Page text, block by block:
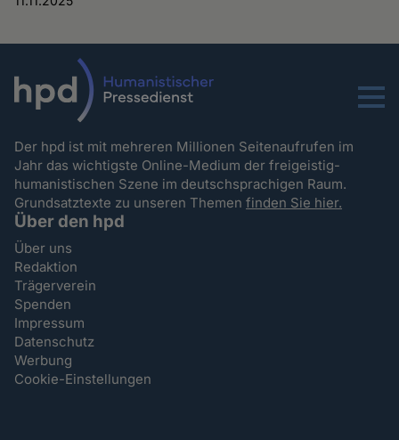
Menu
Der hpd ist mit mehreren Millionen Seitenaufrufen im
Jahr das wichtigste Online-Medium der freigeistig-
humanistischen Szene im deutschsprachigen Raum.
Grundsatztexte zu unseren Themenfinden Sie hier.
Über den hpd
Über uns
Redaktion
Trägerverein
Spenden
Impressum
Datenschutz
Werbung
Cookie-Einstellungen